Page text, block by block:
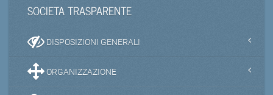
SOCIETA TRASPARENTE
DISPOSIZIONI GENERALI
ORGANIZZAZIONE